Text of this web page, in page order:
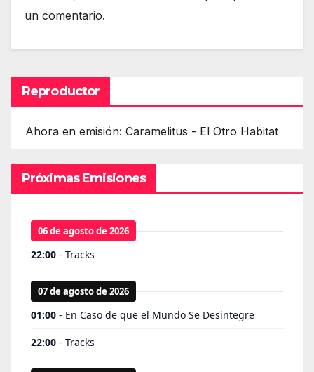
un comentario.
Reproductor
Ahora en emisión: Caramelitus - El Otro Habitat
Próximas Emisiones